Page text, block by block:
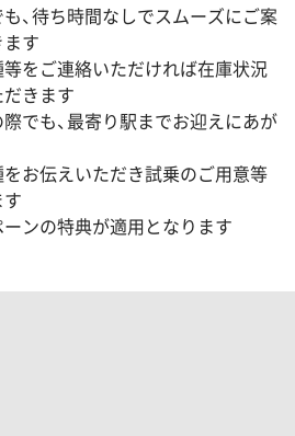
、待ち時間なしでスムーズにご案
す
をご連絡いただければ在庫状況
きます
でも、最寄り駅までお迎えにあが
お伝えいただき試乗のご用意等
ンの特典が適用となります